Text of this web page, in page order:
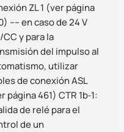
ZL 1 (ver página
–– en caso de 24 V
CC y para la
del impulso al
utilizar
de conexión ASL
página 461) CTR 1b‑1:
de relé para el
de un